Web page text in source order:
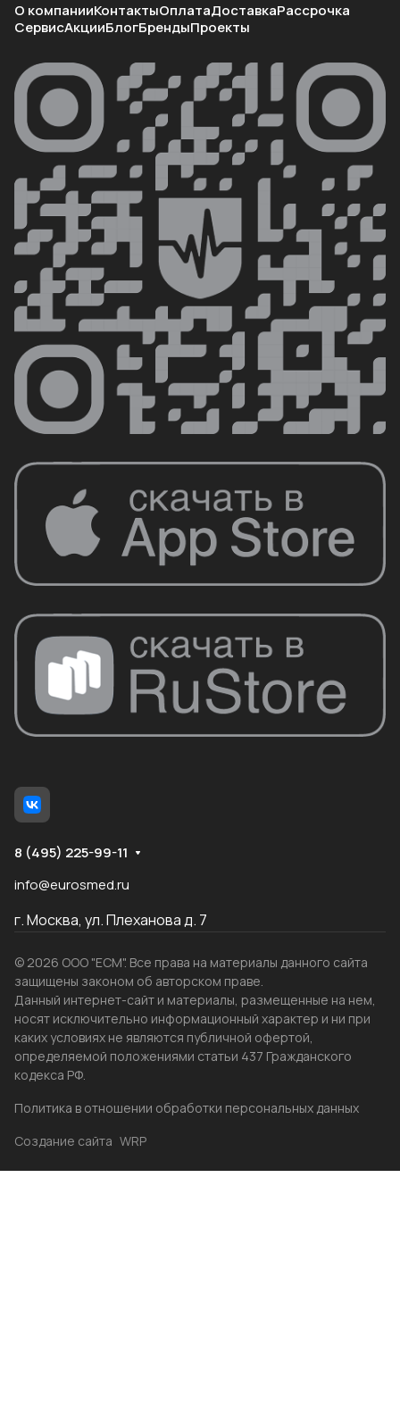
О компанииКонтактыОплатаДоставкаРассрочка
СервисАкцииБлогБрендыПроекты
8 (495) 225-99-11
info@eurosmed.ru
г. Москва, ул. Плеханова д. 7
© 2026 ООО "ЕСМ". Все права на материалы данного сайта
защищены законом об авторском праве.
Данный интернет-сайт и материалы, размещенные на нем,
носят исключительно информационный характер и ни при
каких условиях не являются публичной офертой,
определяемой положениями статьи 437 Гражданского
кодекса РФ.
Политика в отношении обработки персональных данных
Создание сайта WRP